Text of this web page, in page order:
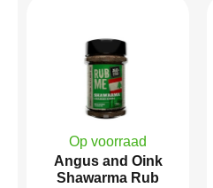
Op voorraad
Angus and Oink
Shawarma Rub